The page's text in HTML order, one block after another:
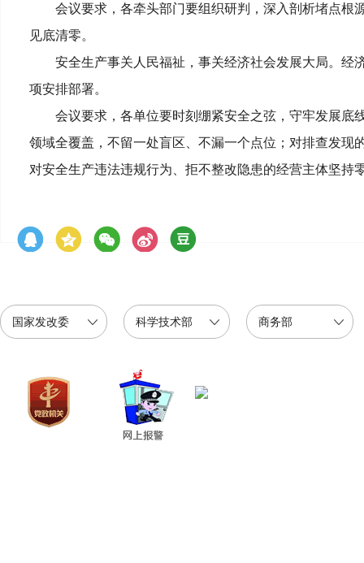
会议要求，各牵头部门要组织研判，深入剖析堵点根
见底清零。
安全生产事关人民福祉，事关经济社会发展大局。经
项安排部署。
会议要求，各单位要时刻绷紧安全之弦，守牢发展底
领域全覆盖，不留一处盲区、不漏一个点位；对排查发
对安全生产违法违规行为、拒不整改隐患的经营主体坚持
国家发改委 科学技术部 商务部